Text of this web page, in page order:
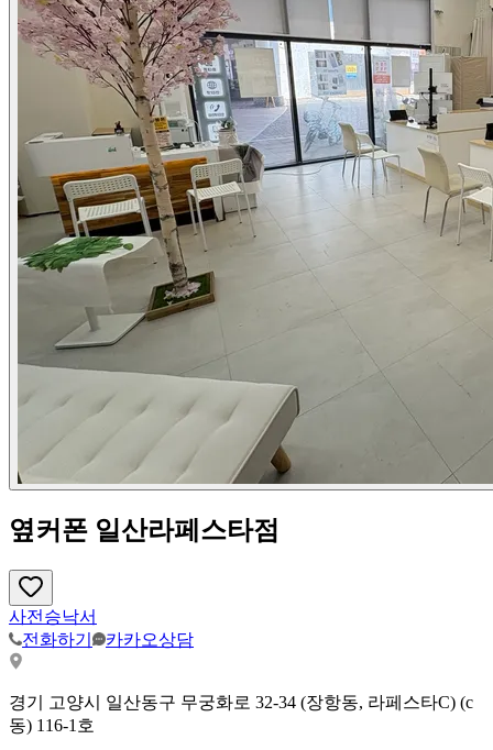
옆커폰 일산라페스타점
사전승낙서
전화하기
카카오상담
경기 고양시 일산동구 무궁화로 32-34 (장항동, 라페스타C) (c
동) 116-1호